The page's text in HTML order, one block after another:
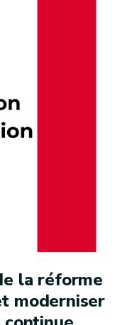
la réforme
moderniser